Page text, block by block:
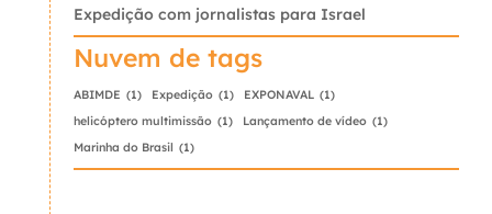
Expedição com jornalistas para Israel
Nuvem de tags
ABIMDE (1) Expedição (1) EXPONAVAL (1)
helicóptero multimissão (1) Lançamento de vídeo (1)
Marinha do Brasil (1)